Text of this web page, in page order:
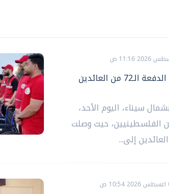
ميناء رفح البري يستقبل الدفعة الـ72 من العائدين
سيناء، اليوم الأحد،
الفلسطينيين، حيث وصلت
إلى...